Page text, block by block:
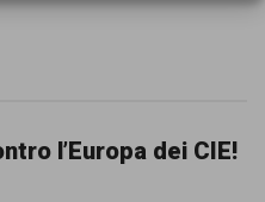
l’Europa dei CIE!